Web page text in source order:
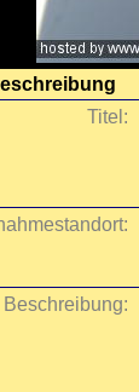
Titel:
Beschreibung: